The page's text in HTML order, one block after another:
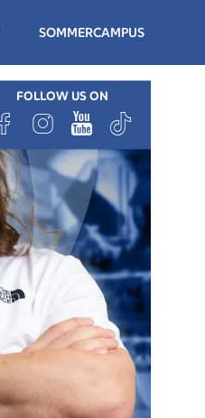
FOLLOW US ON
SOMMERCAMPUS